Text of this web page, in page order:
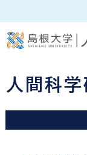
人間科学